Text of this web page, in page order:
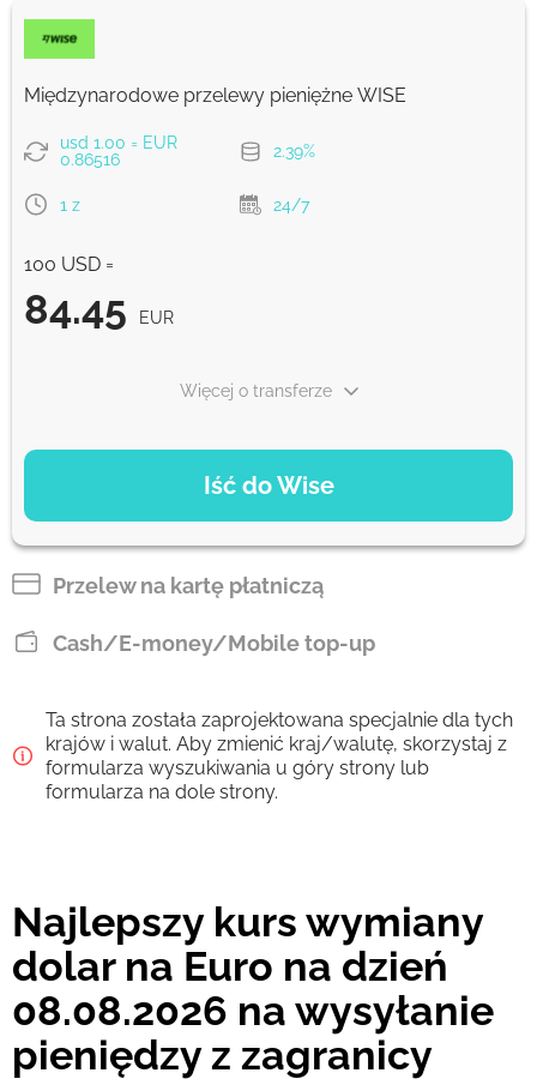
Prowizja Strumok, zawsze 0%
Międzynarodowe przelewy pieniężne WISE
usd 1.00 = EUR
0.86516
2.39%
1 z 24/7
100 USD =
84.45 EUR
Iść do Wise
Więcej o transferze
OPCJE PŁATNOŚCI
84.45 EUR 1 z
Prowizja Strumok, zawsze 0%
Przelew na kartę płatniczą
Cash/E-money/Mobile top-up
Ta strona została zaprojektowana specjalnie dla tych
krajów i walut. Aby zmienić kraj/walutę, skorzystaj z
formularza wyszukiwania u góry strony lub
formularza na dole strony.
Najlepszy kurs wymiany
dolar na Euro na dzień
08.08.2026 na wysyłanie
pieniędzy z zagranicy